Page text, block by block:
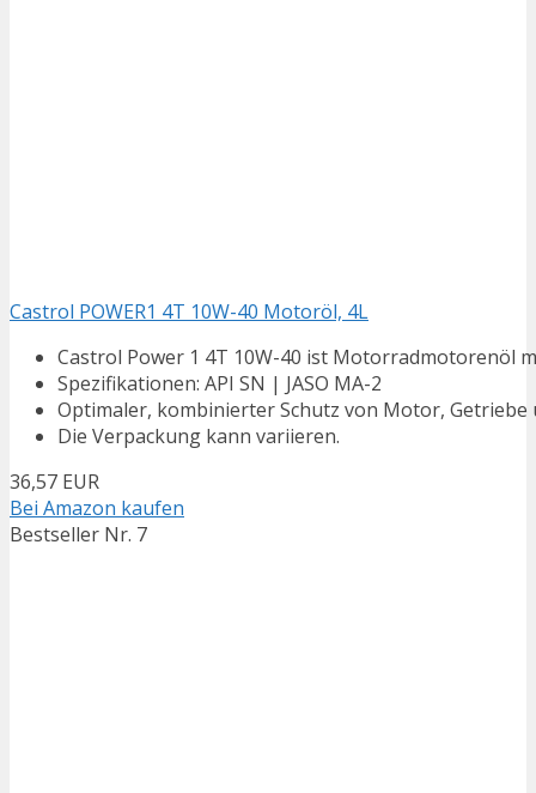
Castrol POWER1 4T 10W-40 Motoröl, 4L
Castrol Power 1 4T 10W-40 ist Motorradmotorenöl
Spezifikationen: API SN | JASO MA-2
Optimaler, kombinierter Schutz von Motor,
Die Verpackung kann variieren.
36,57 EUR
Bei Amazon kaufen
Bestseller Nr. 7